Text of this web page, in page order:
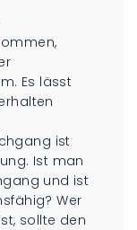
Es lässt
ist
Ist man
und ist
Wer
sollte den